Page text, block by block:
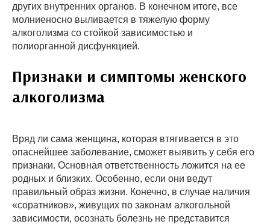
других внутренних органов. В конечном итоге, все
молниеносно выливается в тяжелую форму
алкоголизма со стойкой зависимостью и
полиорганной дисфункцией.
Признаки и симптомы женского
алкоголизма
Вряд ли сама женщина, которая втягивается в это
опаснейшее заболевание, сможет выявить у себя его
признаки. Основная ответственность ложится на ее
родных и близких. Особенно, если они ведут
правильный образ жизни. Конечно, в случае наличия
«соратников», живущих по законам алкогольной
зависимости, осознать болезнь не представится